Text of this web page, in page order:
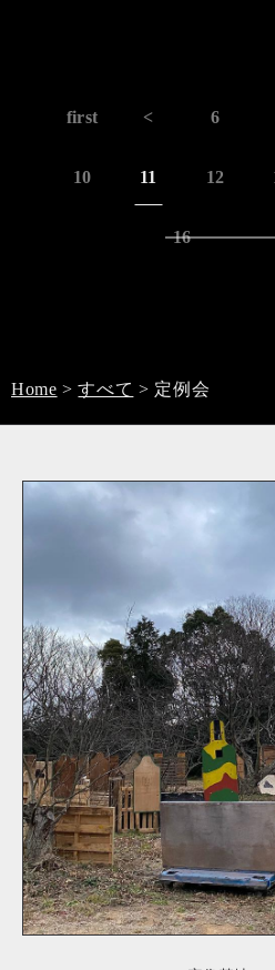
first < 6
10 11 12
16
Home >すべて > 定例会